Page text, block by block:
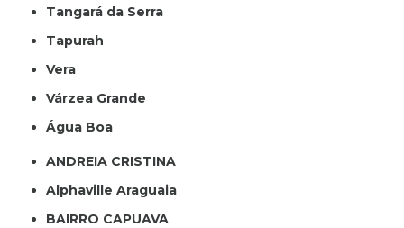
Tangará da Serra
Tapurah
Vera
Várzea Grande
Água Boa
ANDREIA CRISTINA
Alphaville Araguaia
BAIRRO CAPUAVA